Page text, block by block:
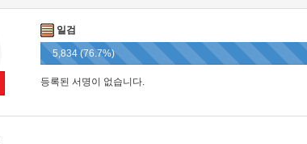
일검
5,834 (76.7%)
등록된 서명이 없습니다.